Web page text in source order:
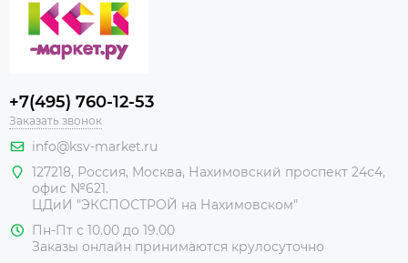
+7(495) 760-12-53
Заказать звонок
info@ksv-market.ru
127218, Россия, Москва, Нахимовский проспект 24с4,
офис №621.
ЦДиИ "ЭКСПОСТРОЙ на Нахимовском"
Пн-Пт с 10.00 до 19.00
Заказы онлайн принимаются крулосуточно